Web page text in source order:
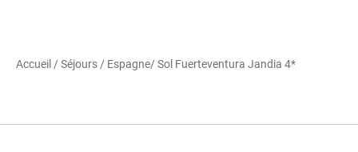
Accueil /Séjours / Espagne/ Sol Fuerteventura Jandia 4*